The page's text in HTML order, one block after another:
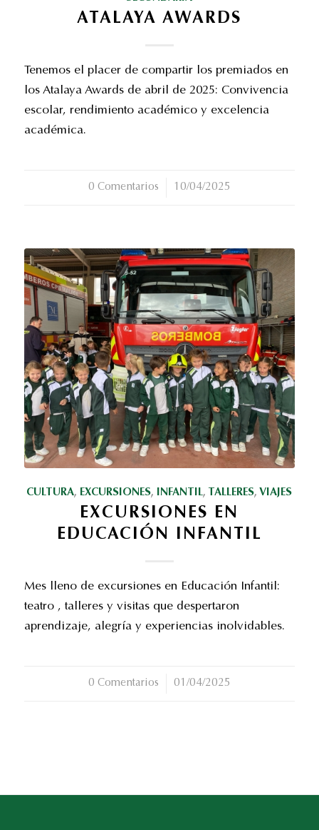
ATALAYA AWARDS
Tenemos el placer de compartir los premiados en
los Atalaya Awards de abril de 2025: Convivencia
escolar, rendimiento académico y excelencia
académica.
0 Comentarios
/ 10/04/2025
CULTURA, EXCURSIONES, INFANTIL, TALLERES, VIAJES
EXCURSIONES EN
EDUCACIÓN INFANTIL
Mes lleno de excursiones en Educación Infantil:
teatro , talleres y visitas que despertaron
aprendizaje, alegría y experiencias inolvidables.
0 Comentarios
/ 01/04/2025